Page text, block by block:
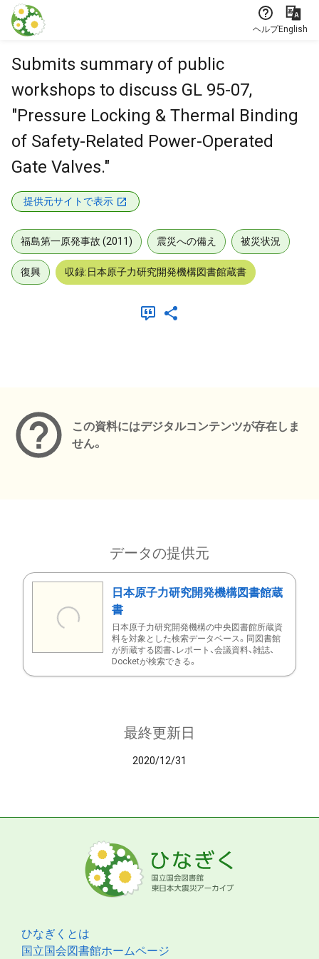
本文に飛ぶ
ヘルプEnglish
Submits summary of public
workshops to discuss GL 95-07,
"Pressure Locking & Thermal Binding
of Safety-Related Power-Operated
Gate Valves."
提供元サイトで表示
福島第一原発事故 (2011) 震災への備え 被災状況
復興 収録:日本原子力研究開発機構図書館蔵書
この資料にはデジタルコンテンツが存在しま
せん。
データの提供元
日本原子力研究開発機構図書館蔵
書
日本原子力研究開発機構の中央図書館所蔵資
料を対象とした検索データベース。同図書館
が所蔵する図書、レポート、会議資料、雑誌、
Docketが検索できる。
最終更新日
2020/12/31
ひなぎくとは
国立国会図書館ホームページ